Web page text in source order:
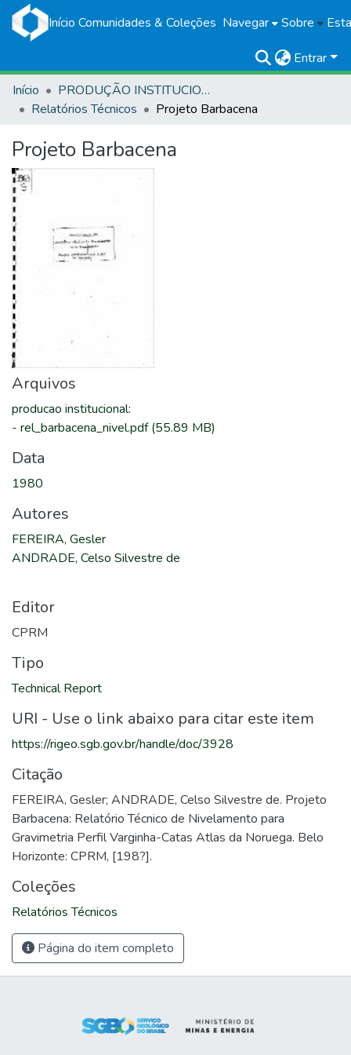
Início Comunidades & Coleções Navegar Sobre
Entrar
Início
PRODUÇÃO INSTITUCIONAL
Relatórios Técnicos
Projeto Barbacena
Projeto Barbacena
Arquivos
producao institucional:
- rel_barbacena_nivel.pdf(55.89 MB)
Data
1980
Autores
FEREIRA, Gesler
ANDRADE, Celso Silvestre de
Editor
CPRM
Tipo
Technical Report
URI - Use o link abaixo para citar este item
https://rigeo.sgb.gov.br/handle/doc/3928
Citação
FEREIRA, Gesler; ANDRADE, Celso Silvestre de. Projeto
Barbacena: Relatório Técnico de Nivelamento para
Gravimetria Perfil Varginha-Catas Atlas da Noruega. Belo
Horizonte: CPRM, [198?].
Coleções
Relatórios Técnicos
Página do item completo